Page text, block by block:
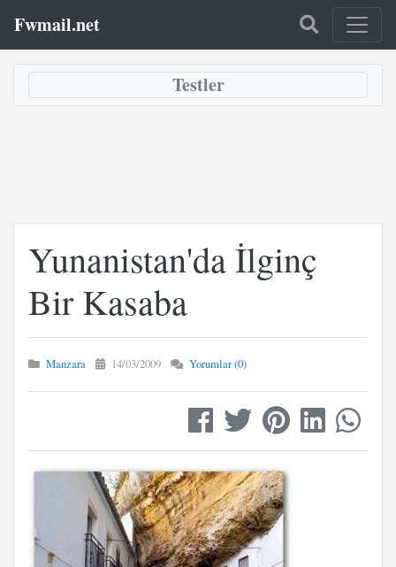
Fwmail.net
Testler
Yunanistan'da İlginç
Bir Kasaba
Manzara 14/03/2009 Yorumlar (0)